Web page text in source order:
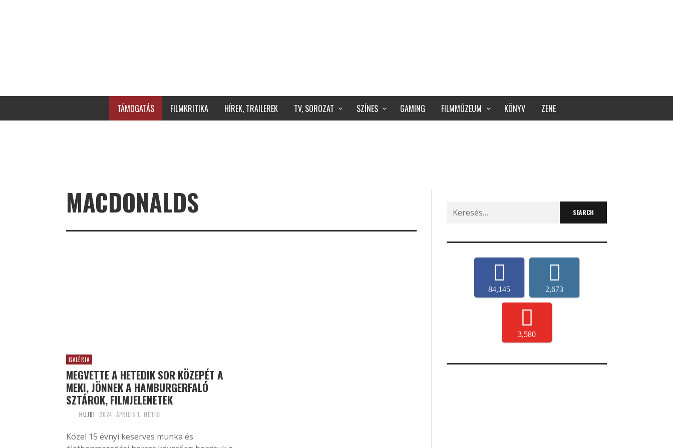
TÁMOGATÁS FILMKRITIKA HÍREK, TRAILEREK TV, SOROZAT SZÍNES GAMING FILMMÚZEUM KÖNYV ZENE
MACDONALDS
GALÉRIA
MEGVETTE A HETEDIK SOR KÖZEPÉT A
MEKI, JÖNNEK A HAMBURGERFALÓ
SZTÁROK, FILMJELENETEK
HUJBI 2024. ÁPRILIS 1. HÉTFŐ
Közel 15 évnyi keserves munka és
Search
for:
84,145 2,673
3,580